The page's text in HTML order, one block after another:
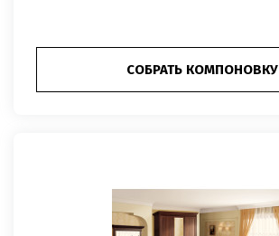
СОБРАТЬ КОМПОНОВКУ